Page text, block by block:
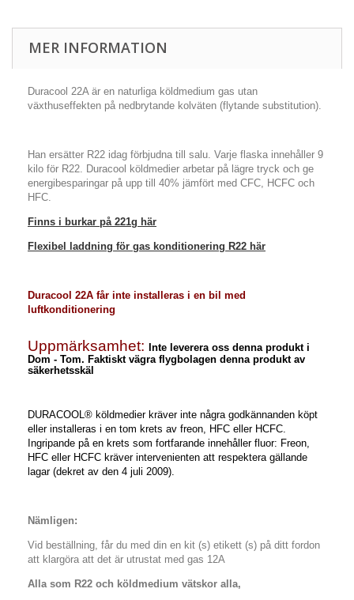
MER INFORMATION
Duracool 22A är en naturliga köldmedium gas utan
växthuseffekten på nedbrytande kolväten (flytande substitution).
Han ersätter R22 idag förbjudna till salu. Varje flaska innehåller 9
kilo för R22. Duracool köldmedier arbetar på lägre tryck och ge
energibesparingar på upp till 40% jämfört med CFC, HCFC och
HFC.
Finns i burkar på 221g här
Flexibel laddning för gas konditionering R22 här
Duracool 22A får inte installeras i en bil med
luftkonditionering
Uppmärksamhet:
Inte leverera oss denna produkt i
Dom - Tom. Faktiskt vägra flygbolagen denna produkt av
säkerhetsskäl
DURACOOL® köldmedier kräver inte några godkännanden köpt
eller installeras i en tom krets av freon, HFC eller HCFC.
Ingripande på en krets som fortfarande innehåller fluor: Freon,
HFC eller HCFC kräver intervenienten att respektera gällande
lagar (dekret av den 4 juli 2009).
Nämligen:
Vid beställning, får du med din en kit (s) etikett (s) på ditt fordon
att klargöra att det är utrustat med gas 12A
Alla som R22 och köldmedium vätskor alla,